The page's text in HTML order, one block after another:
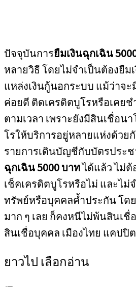
ปัจจุบันการยืมเงินฉุกเฉิน
หลายวิธี โดยไม่จำเป็นต้องยืม
แหล่งเงินกู้นอกระบบ แม้ว่าจะ
ค่อยดี ติดเครดิตบูโรหรือเคยช
ตามเวลา เพราะยังมีสินเชื่อ
โรให้บริการอยู่หลายแห่งด้ว
รายการเดินบัญชีกับบัตรประ
ฉุกเฉิน 5000 บาทได้แล้ว ไม่ต้
เช็คเครดิตบูโรหรือไม่ และไม่
ทรัพย์หรือบุคคลค้ำประกัน โด
มาก ๆ เลย ก็คงหนีไม่พ้นสินเ
สินเชื่อบุคคล เมืองไทย แคปปิ
ยาวไป เลือกอ่าน